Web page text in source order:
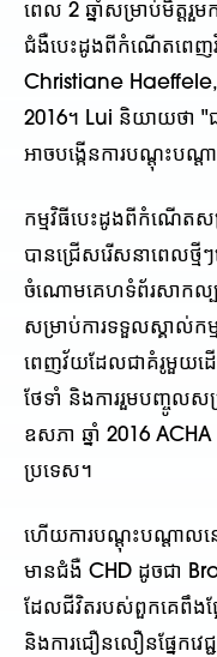
ពេល 2 ឆ្នាំសម្រាប់មិត្តរួម
ជំងឺបេះដូងពីកំណើតពេញ
Christiane Haeffele,
2016។ Lui និយាយថា "
អាចបង្កើនការបណ្តុះបណ្ត
កម្មវិធីបេះដូងពីកំណើត
បានជ្រើសរើសនាពេលថ្
ចំណោមគេហទំព័រសាកល្បង
សម្រាប់ការទទួលស្គាល់
ពេញវ័យដែលជាគំរូមួយដើម្
ថែទាំ និងការរួមបញ្ចូលស
ឧសភា ឆ្នាំ 2016
ប្រទេស។
ហើយការបណ្តុះបណ្តាលន
មានជំងឺ CHD ដូចជា
ដែលជីវិតរបស់ពួកគេពឹងផ្អ
និងការជឿនលឿនផ្នែកវេ